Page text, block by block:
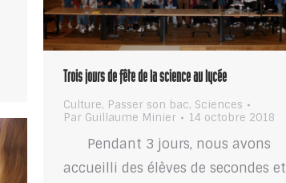
Trois jours de fête de la science au lycée
Culture, Passer son bac, Sciences
Par Guillaume Minier 14 octobre 2018
Pendant 3 jours, nous avons
accueilli des élèves de secondes et